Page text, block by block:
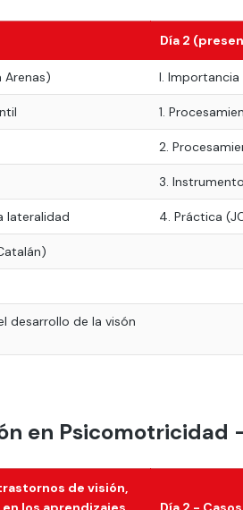
Día 2
Arenas) I.
1.
2.
3.
lateralidad 4. Práctica
desarrollo de la visón
en Psicomotricidad
de visión,